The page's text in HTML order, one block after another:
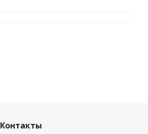
Контакты